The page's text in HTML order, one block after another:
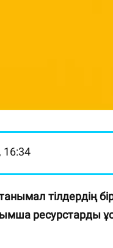
16:34
тілдердің
ресурстарды